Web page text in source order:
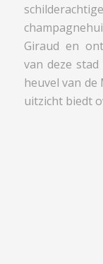
Giraud en
van deze
heuvel van de
uitzicht biedt